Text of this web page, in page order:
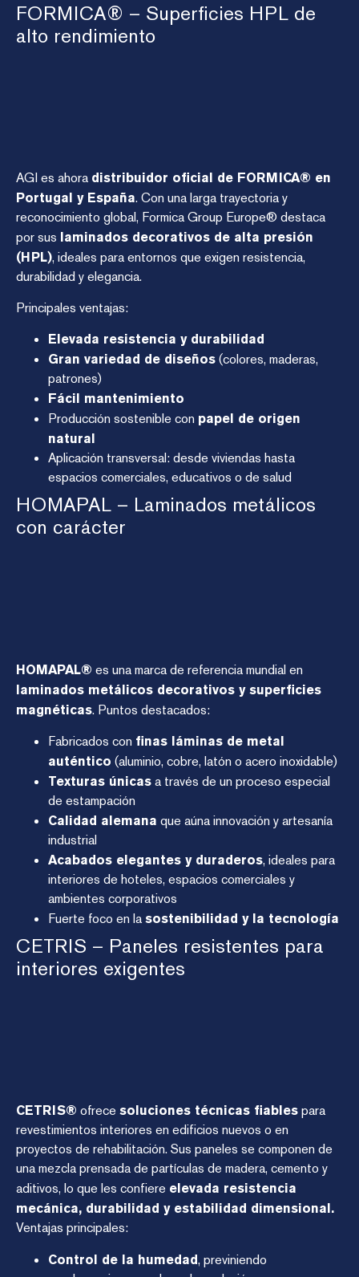
FORMICA® – Superficies HPL de
alto rendimiento
AGI es ahora distribuidor oficial de FORMICA® en
Portugal y España. Con una larga trayectoria y
reconocimiento global, Formica Group Europe® destaca
por sus laminados decorativos de alta presión
(HPL), ideales para entornos que exigen resistencia,
durabilidad y elegancia.
Principales ventajas:
Elevada resistencia y durabilidad
Gran variedad de diseños (colores, maderas,
patrones)
Fácil mantenimiento
Producción sostenible con papel de origen
natural
Aplicación transversal: desde viviendas hasta
espacios comerciales, educativos o de salud
HOMAPAL – Laminados metálicos
con carácter
HOMAPAL® es una marca de referencia mundial en
laminados metálicos decorativos y superficies
magnéticas. Puntos destacados:
Fabricados con finas láminas de metal
auténtico (aluminio, cobre, latón o acero inoxidable)
Texturas únicas a través de un proceso especial
de estampación
Calidad alemana que aúna innovación y artesanía
industrial
Acabados elegantes y duraderos, ideales para
interiores de hoteles, espacios comerciales y
ambientes corporativos
Fuerte foco en la sostenibilidad y la tecnología
CETRIS – Paneles resistentes para
interiores exigentes
CETRIS® ofrece soluciones técnicas fiables para
revestimientos interiores en edificios nuevos o en
proyectos de rehabilitación. Sus paneles se componen de
una mezcla prensada de partículas de madera, cemento y
aditivos, lo que les confiere elevada resistencia
mecánica, durabilidad y estabilidad dimensional.
Ventajas principales:
Control de la humedad, previniendo